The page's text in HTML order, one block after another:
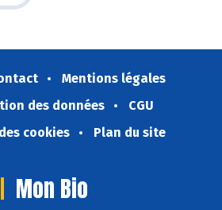
Mentions légales
des données
CGU
cookies
Plan du site
Mon Bio